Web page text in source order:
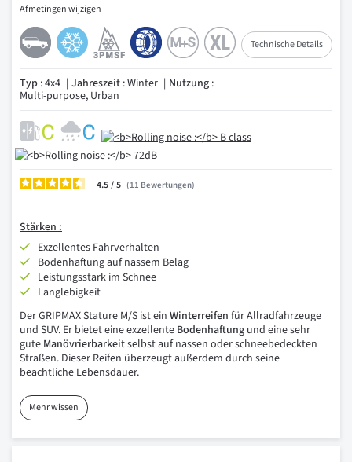
Afmetingen wijzigen
Technische Details
Typ : 4x4 Jahreszeit : Winter Nutzung :
Multi-purpose, Urban
4.5/ 11 Bewertungen
Stärken :
Exzellentes Fahrverhalten
Bodenhaftung auf nassem Belag
Leistungsstark im Schnee
Langlebigkeit
Der GRIPMAX Stature M/S ist ein Winterreifen für Allradfahrzeuge
und SUV. Er bietet eine exzellente Bodenhaftung und eine sehr
gute Manövrierbarkeitselbst auf nassen oder schneebedeckten
Straßen. Dieser Reifen überzeugt außerdem durch seine
beachtliche Lebensdauer.
Mehr wissen